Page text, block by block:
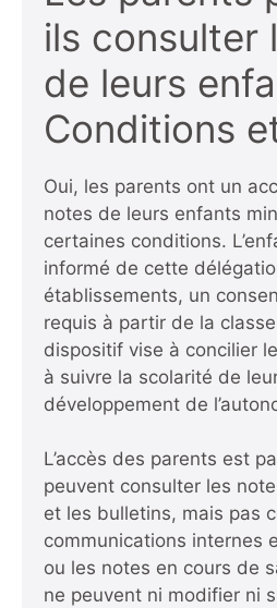
ils consulter
de leurs
Conditions
Oui, les parents ont un
notes de leurs enfants
certaines conditions.
informé de cette
établissements, un
requis à partir de la
dispositif vise à concilier
à suivre la scolarité de
développement de
L’accès des parents est
peuvent consulter les
et les bulletins, mais pas
communications internes
ou les notes en cours de
ne peuvent ni modifier ni